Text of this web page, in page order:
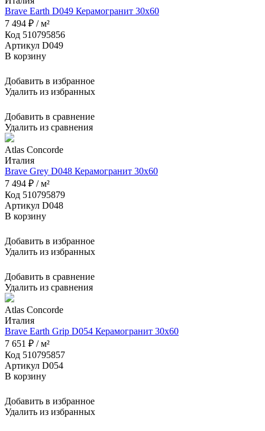
Brave Earth D049 Керамогранит 30x60
7 494 ₽ / м²
Код 510795856
Артикул D049
В корзину
Добавить в избранное
Удалить из избранных
Добавить в сравнение
Удалить из сравнения
Atlas Concorde
Италия
Brave Grey D048 Керамогранит 30x60
7 494 ₽ / м²
Код 510795879
Артикул D048
В корзину
Добавить в избранное
Удалить из избранных
Добавить в сравнение
Удалить из сравнения
Atlas Concorde
Италия
Brave Earth Grip D054 Керамогранит 30x60
7 651 ₽ / м²
Код 510795857
Артикул D054
В корзину
Добавить в избранное
Удалить из избранных